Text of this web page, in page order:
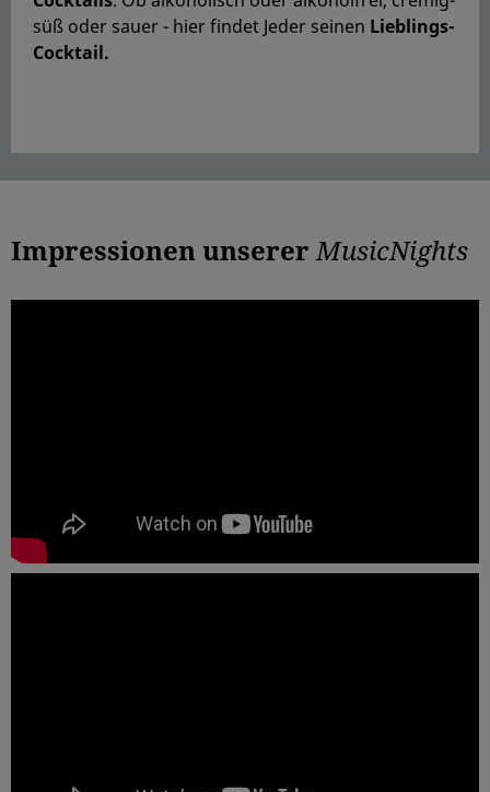
süß oder sauer - hier findet Jeder seinen Lieblings-
Cocktail.
Impressionen unsererMusicNights